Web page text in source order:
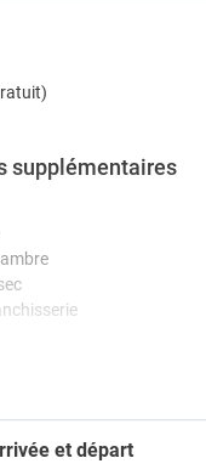
supplémentaires
et départ